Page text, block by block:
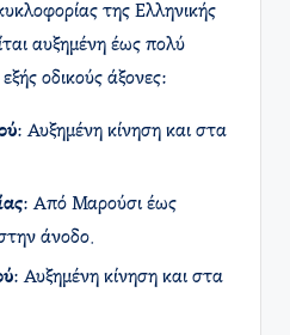
της Ελληνικής
αυξημένη έως πολύ
οδικούς άξονες:
: Αυξημένη κίνηση και στα
: Από Μαρούσι έως
άνοδο.
: Αυξημένη κίνηση και στα